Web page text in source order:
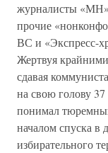
журналисты
прочие
ВС и «Экспресс-
Жертвуя
сдавая
на свою голову
понимал
началом спуска в
избирательного